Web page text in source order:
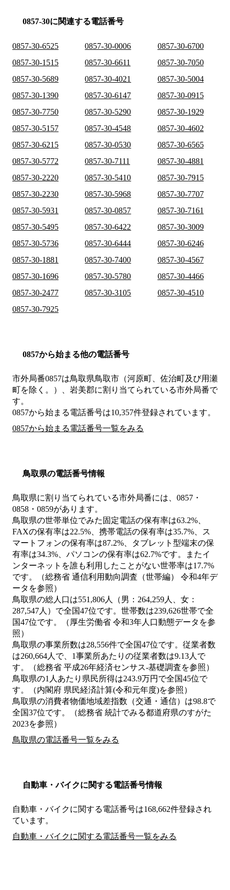
0857-30に関連する電話番号
0857-30-6525 0857-30-0006
0857-30-6700
0857-30-1515
0857-30-6611
0857-30-7050
0857-30-5689
0857-30-4021
0857-30-5004
0857-30-1390
0857-30-6147
0857-30-0915
0857-30-7750
0857-30-5290
0857-30-1929
0857-30-5157
0857-30-4548
0857-30-4602
0857-30-6215
0857-30-0530
0857-30-6565
0857-30-5772
0857-30-7111
0857-30-4881
0857-30-2220
0857-30-5410
0857-30-7915
0857-30-2230
0857-30-5968
0857-30-7707
0857-30-5931
0857-30-0857
0857-30-7161
0857-30-5495
0857-30-6422
0857-30-3009
0857-30-5736
0857-30-6444
0857-30-6246
0857-30-1881
0857-30-7400
0857-30-4567
0857-30-1696
0857-30-5780
0857-30-4466
0857-30-2477
0857-30-3105
0857-30-4510
0857-30-7925
0857から始まる他の電話番号
市外局番0857は鳥取県鳥取市（河原町、佐治町及び用瀬
町を除く。）、岩美郡に割り当てられている市外局番で
す。
0857から始まる電話番号は10,357件登録されています。
0857から始まる電話番号一覧をみる
鳥取県の電話番号情報
鳥取県に割り当てられている市外局番には、0857・
0858・0859があります。
鳥取県の世帯単位でみた固定電話の保有率は63.2%、
FAXの保有率は22.5%、携帯電話の保有率は35.7%、ス
マートフォンの保有率は87.2%、タブレット型端末の保
有率は34.3%、パソコンの保有率は62.7%です。またイ
ンターネットを誰も利用したことがない世帯率は17.7%
です。（総務省 通信利用動向調査（世帯編） 令和4年デ
ータを参照）
鳥取県の総人口は551,806人（男：264,259人、女：
287,547人）で全国47位です。世帯数は239,626世帯で全
国47位です。（厚生労働省 令和3年人口動態データを参
照）
鳥取県の事業所数は28,556件で全国47位です。従業者数
は260,664人で、1事業所あたりの従業者数は9.13人で
す。（総務省 平成26年経済センサス‐基礎調査を参照）
鳥取県の1人あたり県民所得は243.9万円で全国45位で
す。（内閣府 県民経済計算(令和元年度)を参照）
鳥取県の消費者物価地域差指数（交通・通信）は98.8で
全国37位です。（総務省 統計でみる都道府県のすがた
2023を参照）
鳥取県の電話番号一覧をみる
自動車・バイクに関する電話番号情報
自動車・バイクに関する電話番号は168,662件登録され
ています。
自動車・バイクに関する電話番号一覧をみる